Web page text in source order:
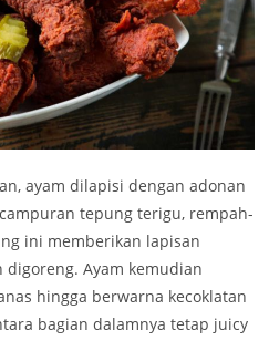
ayam dilapisi dengan adonan
tepung terigu, rempah-
ini memberikan lapisan
Ayam kemudian
hingga berwarna kecoklatan
bagian dalamnya tetap juicy